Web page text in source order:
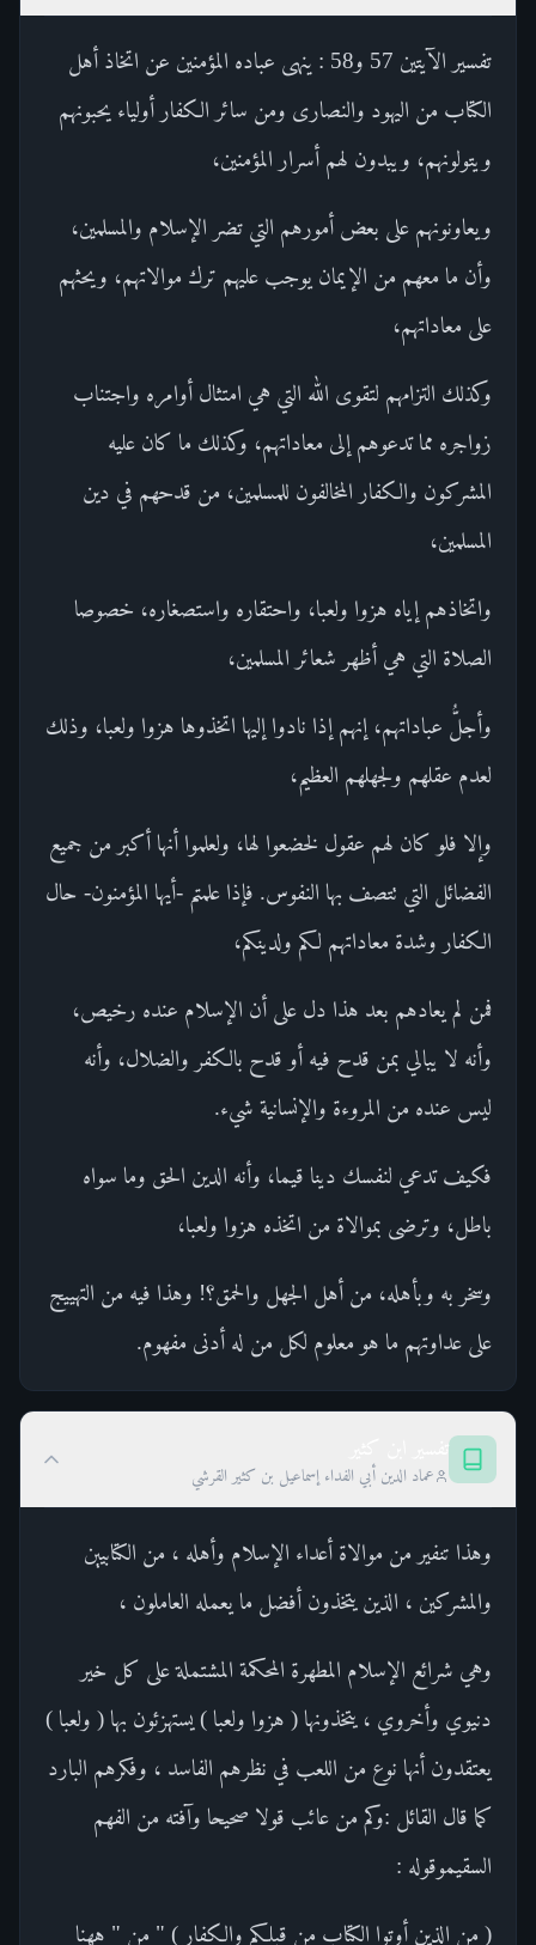
تفسير الآيتين 57 و58 : ينهى عباده المؤمنين عن اتخاذ أهل
الكتاب من اليهود والنصارى ومن سائر الكفار أولياء يحبونهم
ويتولونهم، ويبدون لهم أسرار المؤمنين،
ويعاونونهم على بعض أمورهم التي تضر الإسلام والمسلمين،
وأن ما معهم من الإيمان يوجب عليهم ترك موالاتهم، ويحثهم
على معاداتهم،
وكذلك التزامهم لتقوى الله التي هي امتثال أوامره واجتناب
زواجره مما تدعوهم إلى معاداتهم، وكذلك ما كان عليه
المشركون والكفار المخالفون للمسلمين، من قدحهم في دين
المسلمين،
واتخاذهم إياه هزوا ولعبا، واحتقاره واستصغاره، خصوصا
الصلاة التي هي أظهر شعائر المسلمين،
وأجلُّ عباداتهم، إنهم إذا نادوا إليها اتخذوها هزوا ولعبا، وذلك
لعدم عقلهم ولجهلهم العظيم،
وإلا فلو كان لهم عقول لخضعوا لها، ولعلموا أنها أكبر من جميع
الفضائل التي تتصف بها النفوس. فإذا علمتم -أيها المؤمنون- حال
الكفار وشدة معاداتهم لكم ولدينكم،
فمن لم يعادهم بعد هذا دل على أن الإسلام عنده رخيص،
وأنه لا يبالي بمن قدح فيه أو قدح بالكفر والضلال، وأنه
ليس عنده من المروءة والإنسانية شيء.
فكيف تدعي لنفسك دينا قيما، وأنه الدين الحق وما سواه
باطل، وترضى بموالاة من اتخذه هزوا ولعبا،
وسخر به وبأهله، من أهل الجهل والحمق؟! وهذا فيه من التهييج
على عداوتهم ما هو معلوم لكل من له أدنى مفهوم.
عماد الدين أبي الفداء إسماعيل بن كثير القرشي
وهذا تنفير من موالاة أعداء الإسلام وأهله ، من الكتابيين
والمشركين ، الذين يتخذون أفضل ما يعمله العاملون ،
وهي شرائع الإسلام المطهرة المحكمة المشتملة على كل خير
دنيوي وأخروي ، يتخذونها ( هزوا ولعبا ) يستهزئون بها ( ولعبا )
يعتقدون أنها نوع من اللعب في نظرهم الفاسد ، وفكرهم البارد
كما قال القائل :وكم من عائب قولا صحيحا وآفته من الفهم
السقيموقوله :
( من الذين أوتوا الكتاب من قبلكم والكفار ) " من " ههنا